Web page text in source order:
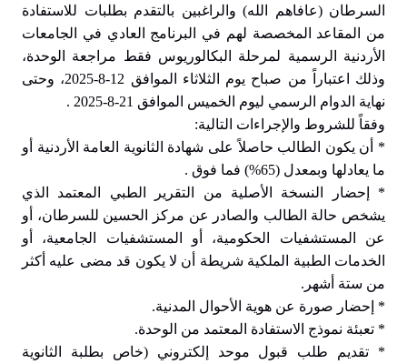
السرطان (عافاهم الله) والراغبين بالتقدم بطلبات للاستفادة
من المقاعد المخصصة لهم في البرنامج العادي في الجامعات
الأردنية الرسمية لمرحلة البكالوريوس فقط مراجعة الوحدة،
وذلك اعتباراً من صباح يوم الثلاثاء الموافق 12-8-2025، وحتى
نهاية الدوام الرسمي ليوم الخميس الموافق 21-8-2025 .
وفقاً للشروط والإجراءات التالية:
* أن يكون الطالب حاصلاً على شهادة الثانوية العامة الأردنية أو
ما يعادلها وبمعدل (65%) فما فوق .
* إحضار النسخة الأصلية من التقرير الطبي المعتمد الذي
يشخص حالة الطالب والصادر عن مركز الحسين للسرطان، أو
عن المستشفيات الحكومية، أو المستشفيات الجامعية، أو
الخدمات الطبية الملكية شريطة أن لا يكون قد مضى عليه أكثر
من ستة أشهر.
* إحضار صورة عن هوية الأحوال المدنية.
* تعبئة نموذج الاستفادة المعتمد من الوحدة.
* تقديم طلب قبول موحد إلكتروني (خاص بطلبة الثانوية